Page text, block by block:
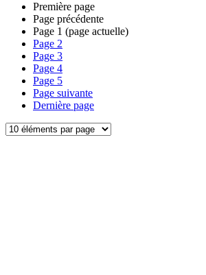
Première page
Page précédente
Page 1 (page actuelle)
Page 2
Page 3
Page 4
Page 5
Page suivante
Dernière page